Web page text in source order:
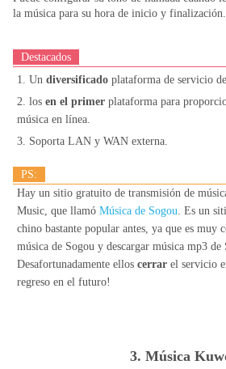
la música para su hora de inicio y finalización.
Destacados
1. Un diversificado plataforma de servicio
2. los en el primer plataforma para
música en línea.
3. Soporta LAN y WAN externa.
PS:
Hay un sitio gratuito de transmisión de
Music, que llamó Música de Sogou . Es un
chino bastante popular antes, ya que es muy
música de Sogou y descargar música mp3 de
Desafortunadamente ellos cerrar el servicio
regreso en el futuro!
3. Música